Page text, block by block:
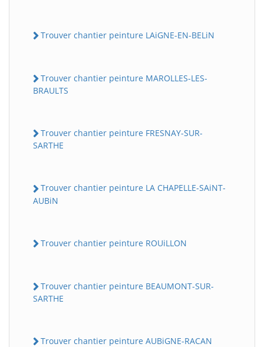
Trouver chantier peinture LAiGNE-EN-BELiN
Trouver chantier peinture MAROLLES-LES-
BRAULTS
Trouver chantier peinture FRESNAY-SUR-
SARTHE
Trouver chantier peinture LA CHAPELLE-SAiNT-
AUBiN
Trouver chantier peinture ROUiLLON
Trouver chantier peinture BEAUMONT-SUR-
SARTHE
Trouver chantier peinture AUBiGNE-RACAN